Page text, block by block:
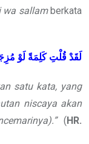
wa sallamberkata
لَقَدْ قُلْتِ كَلِمَةً لَوْ
satu kata, yang
niscaya akan
(HR.